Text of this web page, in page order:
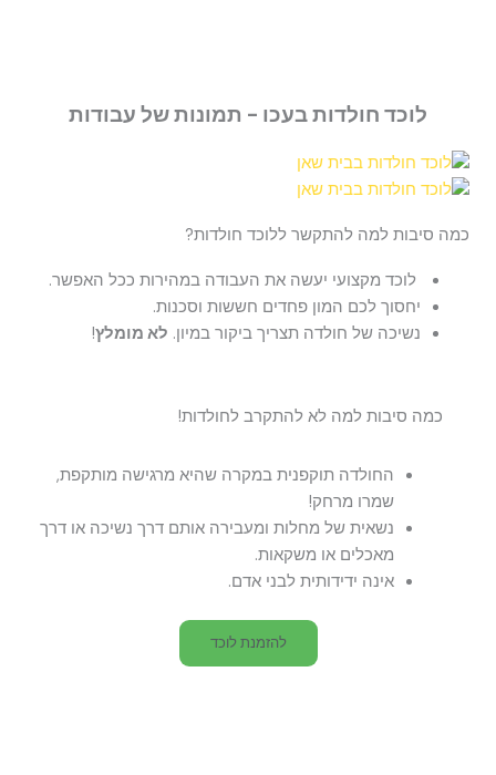
לוכד חולדות בעכו - תמונות של עבודות
כמה סיבות למה להתקשר ללוכד חולדות?
לוכד מקצועי יעשה את העבודה במהירות ככל האפשר.
יחסוך לכם המון פחדים חששות וסכנות.
נשיכה של חולדה תצריך ביקור במיון. לא מומלץ!
כמה סיבות למה לא להתקרב לחולדות!
החולדה תוקפנית במקרה שהיא מרגישה מותקפת,
שמרו מרחק!
נשאית של מחלות ומעבירה אותם דרך נשיכה או דרך
מאכלים או משקאות.
אינה ידידותית לבני אדם.
להזמנת לוכד